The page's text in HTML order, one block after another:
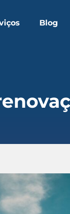
Blog